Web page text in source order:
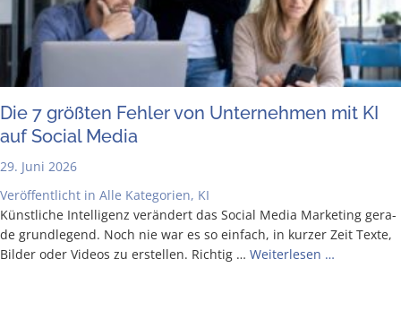
Die 7 größ­ten Feh­ler von Unter­neh­men mit KI
auf Social Media
29. Juni 2026
Veröffentlicht in Alle Kategorien, KI
Künst­li­che Intel­li­genz ver­än­dert das Social Media Mar­ke­ting gera­
de grund­le­gend. Noch nie war es so ein­fach, in kur­zer Zeit Tex­te,
Bil­der oder Vide­os zu erstel­len. Rich­tig … Wei­ter­le­sen …